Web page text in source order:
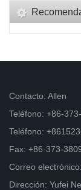
Contacto: Allen
Teléfono: +86-
Teléfono:
Fax: +86-373-
Correo
Dirección: Yufei